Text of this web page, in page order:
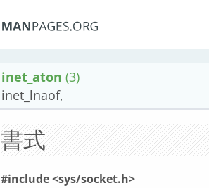
inet_aton (3)
inet_lnaof,
書式
#include <sys/socket.h>